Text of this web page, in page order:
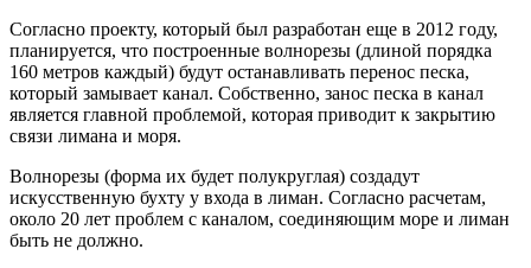
Согласно проекту, который был разработан еще в 2012 году,
планируется, что построенные волнорезы (длиной порядка
160 метров каждый) будут останавливать перенос песка,
который замывает канал. Собственно, занос песка в канал
является главной проблемой, которая приводит к закрытию
связи лимана и моря.
Волнорезы (форма их будет полукруглая) создадут
искусственную бухту у входа в лиман. Согласно расчетам,
около 20 лет проблем с каналом, соединяющим море и лиман
быть не должно.